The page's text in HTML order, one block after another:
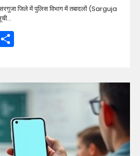
जिले में पुलिस विभाग में तबादलों (Sarguja